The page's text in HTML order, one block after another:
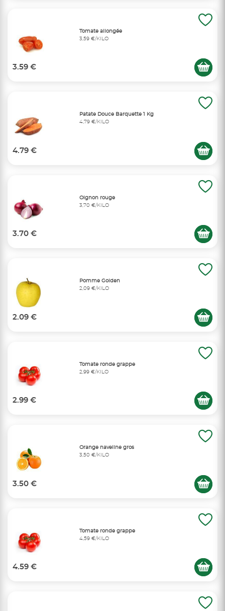
Tomate allongée
3,59 €/KILO
3.59 €
Patate Douce Barquette 1 Kg
4,79 €/KILO
4.79 €
Oignon rouge
3,70 €/KILO
3.70 €
Pomme Golden
2,09 €/KILO
2.09 €
Tomate ronde grappe
2,99 €/KILO
2.99 €
Orange naveline gros
3,50 €/KILO
3.50 €
Tomate ronde grappe
4,59 €/KILO
4.59 €